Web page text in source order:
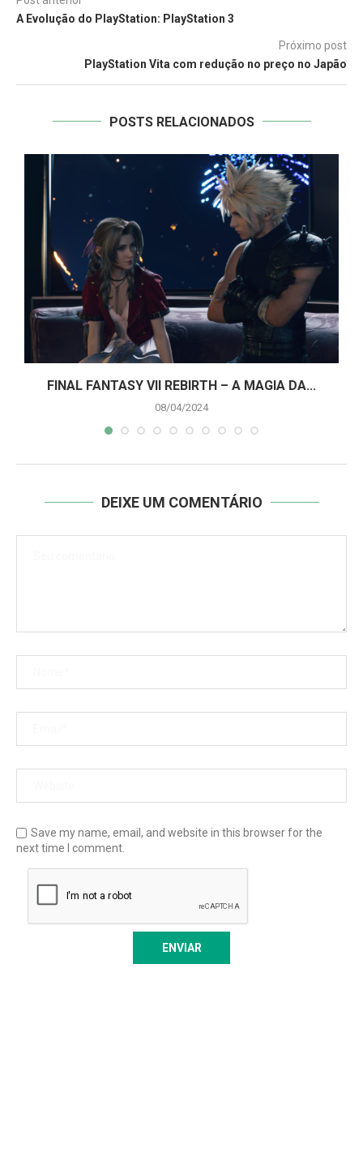
A Evolução do PlayStation: PlayStation 3
Próximo post
PlayStation Vita com redução no preço no Japão
POSTS RELACIONADOS
FINAL FANTASY VII REBIRTH – A MAGIA DA...
08/04/2024
DEIXE UM COMENTÁRIO
Save my name, email, and website in this browser for the
next time I comment.